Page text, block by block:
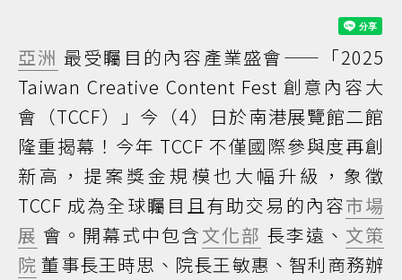
亞洲 最受矚目的內容產業盛會——「2025
Taiwan Creative Content Fest 創意內容大
會（TCCF）」今（4）日於南港展覽館二館
隆重揭幕！今年 TCCF 不僅國際參與度再創
新高，提案獎金規模也大幅升級，象徵
TCCF 成為全球矚目且有助交易的內容市場
展 會。開幕式中包含文化部 長李遠、 文策
院 董事長王時思、院長王敏惠、智利商務辦